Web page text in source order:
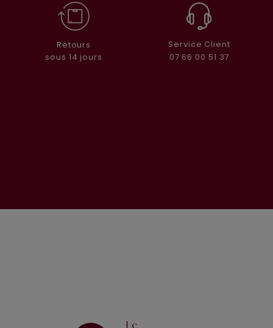
Retours
sous 14 jours
Service Client
07 66 00 51 37